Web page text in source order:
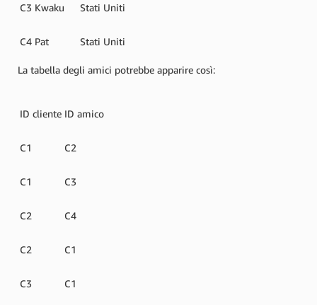
C3 Kwaku Stati Uniti
C4 Pat Stati Uniti
La tabella degli amici potrebbe apparire così:
ID cliente ID amico
C1 C2
C1 C3
C2 C4
C2 C1
C3 C1